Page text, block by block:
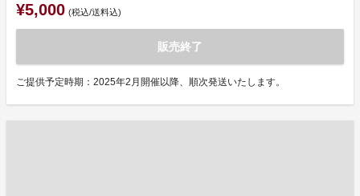
¥5,000 (税込/送料込)
販売終了
ご提供予定時期：2025年2月開催以降、順次発送いたします。